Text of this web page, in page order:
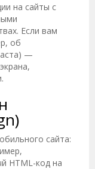
на сайты с
Если вам
об
—
сайта:
HTML-код на